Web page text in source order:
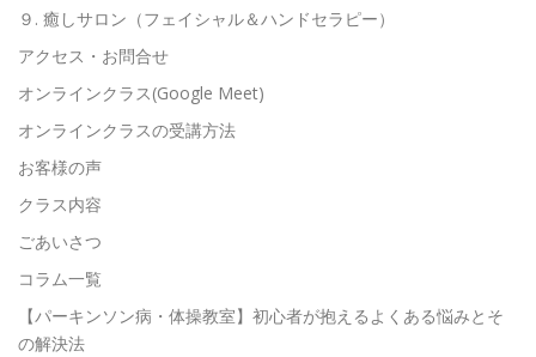
９. 癒しサロン（フェイシャル＆ハンドセラピー）
アクセス・お問合せ
オンラインクラス(Google Meet)
オンラインクラスの受講方法
お客様の声
クラス内容
ごあいさつ
コラム一覧
【パーキンソン病・体操教室】初心者が抱えるよくある悩みとそ
の解決法